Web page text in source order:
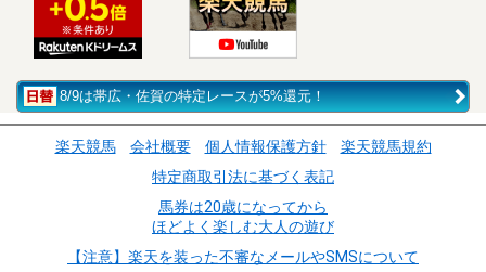
8/9は帯広・佐賀の特定レースが5%還元！
楽天競馬 会社概要 個人情報保護方針
楽天競馬規約
特定商取引法に基づく表記
馬券は20歳になってから
ほどよく楽しむ大人の遊び
【注意】楽天を装った不審なメールやSMSについて